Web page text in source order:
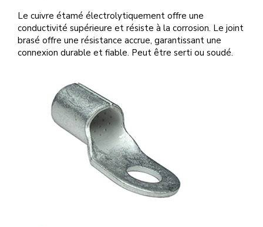
Le cuivre étamé électrolytiquement offre une
conductivité supérieure et résiste à la corrosion. Le joint
brasé offre une résistance accrue, garantissant une
connexion durable et fiable. Peut être serti ou soudé.